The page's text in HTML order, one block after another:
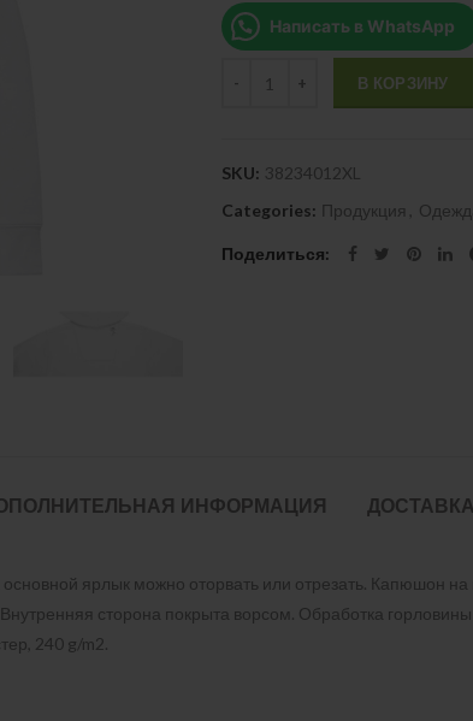
Написать в WhatsApp
В КОРЗИНУ
SKU: 38234012XL
Categories: Продукция
Поделиться
ИНФОРМАЦИЯ
ярлык можно оторвать или отрезать. Капюшон на
сторона покрыта ворсом. Обработка
240 g/m2.